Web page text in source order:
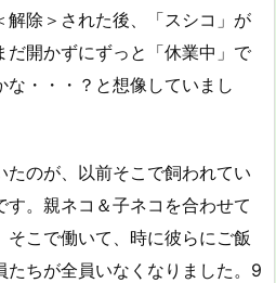
解除＞された後、「スシコ」が
だ開かずにずっと「休業中」で
な・・・？と想像していまし
たのが、以前そこで飼われてい
。親ネコ＆子ネコを合わせて
そこで働いて、時に彼らにご飯
たちが全員いなくなりました。9